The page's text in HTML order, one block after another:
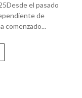
el pasado
de
comenzado...